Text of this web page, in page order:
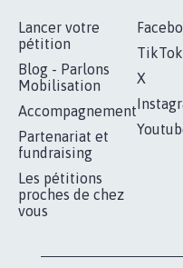
Lancer votre
pétition
Blog - Parlons
Mobilisation
Accompagnement
Partenariat et
fundraising
Les pétitions
proches de chez
vous
TikTok
X